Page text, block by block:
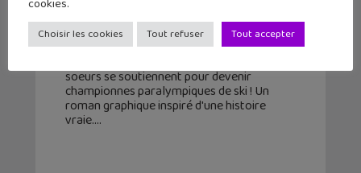
4 février 2026
soeurs se soutiennent pour devenir
championnes paralympiques de ski ! Un
roman graphique inspiré d'une histoire
vraie.
cookies.
Choisir les cookies Tout refuser Tout accepter